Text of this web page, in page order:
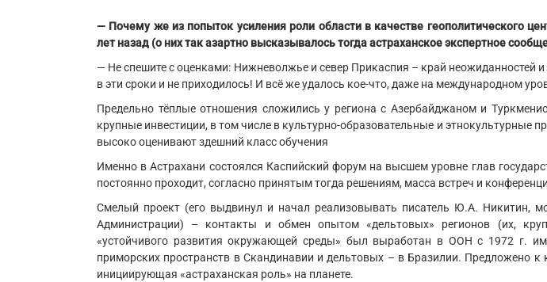
— Почему же из попыток усиления роли области в качестве геополитического
лет назад (о них так азартно высказывалось тогда астраханское экспертное
— Не спешите с оценками: Нижневолжье и север Прикаспия – край неожиданностей
в эти сроки и не приходилось! И всё же удалось кое-что, даже на международном
Предельно тёплые отношения сложились у региона с Азербайджаном и
крупные инвестиции, в том числе в культурно-образовательные и этнокультурные
высоко оценивают здешний класс обучения
Именно в Астрахани состоялся Каспийский форум на высшем уровне глав
постоянно проходит, согласно принятым тогда решениям, масса встреч и
Смелый проект (его выдвинул и начал реализовывать писатель Ю.А. Никитин,
Администрации) – контакты и обмен опытом «дельтовых» регионов (их,
«устойчивого развития окружающей среды» был выработан в ООН с 1972 г.
приморских пространств в Скандинавии и дельтовых – в Бразилии. Предложено к
инициирующая «астраханская роль» на планете.